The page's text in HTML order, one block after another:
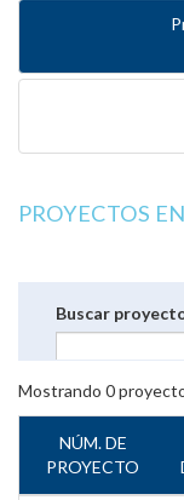
PROYECTOS
Buscar
Mostrando 0
NÚM. DE
PROYECTO